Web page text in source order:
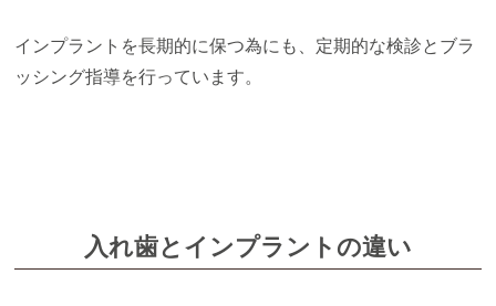
インプラントを長期的に保つ為にも、定期的な検診とブラ
ッシング指導を行っています。
入れ歯とインプラントの違い